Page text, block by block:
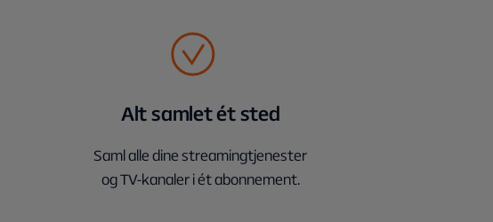
Alt samlet ét sted
Saml alle dine streamingtjenester
og TV-kanaler i ét abonnement.